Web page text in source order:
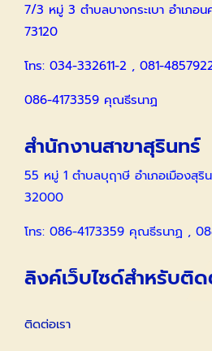
7/3 หมู่ 3 ตำบลบางกระเบา อำเภ
73120
โทร: 034-332611-2 , 081-
086-4173359 คุณธีรนาฏ
สำนักงานสาขาสุรินทร์
55 หมู่ 1 ตำบลบุฤาษี อำเภอเมืองสุ
32000
โทร: 086-4173359 คุณธีรนาฏ ,
ลิงค์เว็บไซด์สำหรับติ
ติดต่อเรา